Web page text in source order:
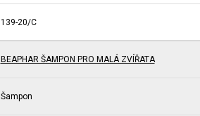
139-20/C
BEAPHAR ŠAMPON PRO MALÁ ZVÍŘATA
Šampon